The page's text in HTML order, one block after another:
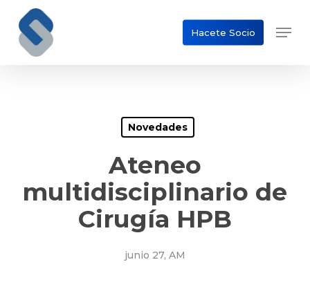
main
Hacete Socio
Novedades
Ateneo
multidisciplinario de
Cirugía HPB
junio 27, AM